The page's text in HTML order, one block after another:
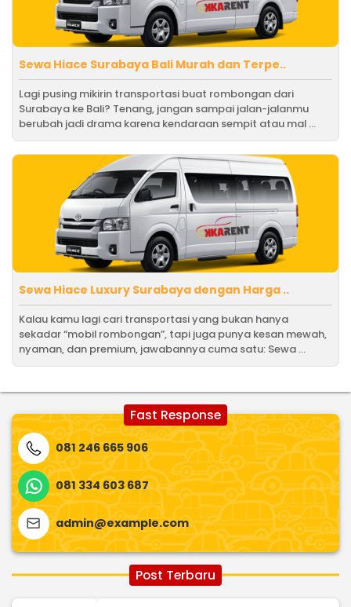
Sewa Hiace Surabaya Bali Murah dan Terpe..
Lagi pusing mikirin transportasi buat rombongan dari
Surabaya ke Bali? Tenang, jangan sampai jalan-jalanmu
berubah jadi drama karena kendaraan sempit atau mal ...
Sewa Hiace Luxury Surabaya dengan Harga ..
Kalau kamu lagi cari transportasi yang bukan hanya
sekadar “mobil rombongan”, tapi juga punya kesan mewah,
nyaman, dan premium, jawabannya cuma satu: Sewa ...
Fast Response
081 246 665 906
081 334 603 687
admin@example.com
Post Terbaru